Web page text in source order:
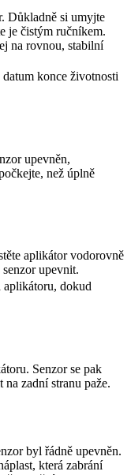
Důkladně si umyjte
je čistým ručníkem.
na rovnou, stabilní
konce životnosti
upevněn,
než úplně
aplikátor vodorovně
upevnit.
dokud
Senzor se pak
zadní stranu paže.
byl řádně upevněn.
která zabrání